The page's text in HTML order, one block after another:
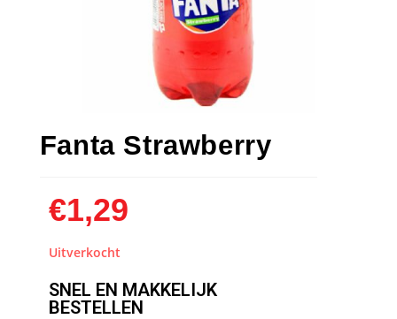
Fanta Strawberry
€1,29
Uitverkocht
SNEL EN MAKKELIJK
BESTELLEN